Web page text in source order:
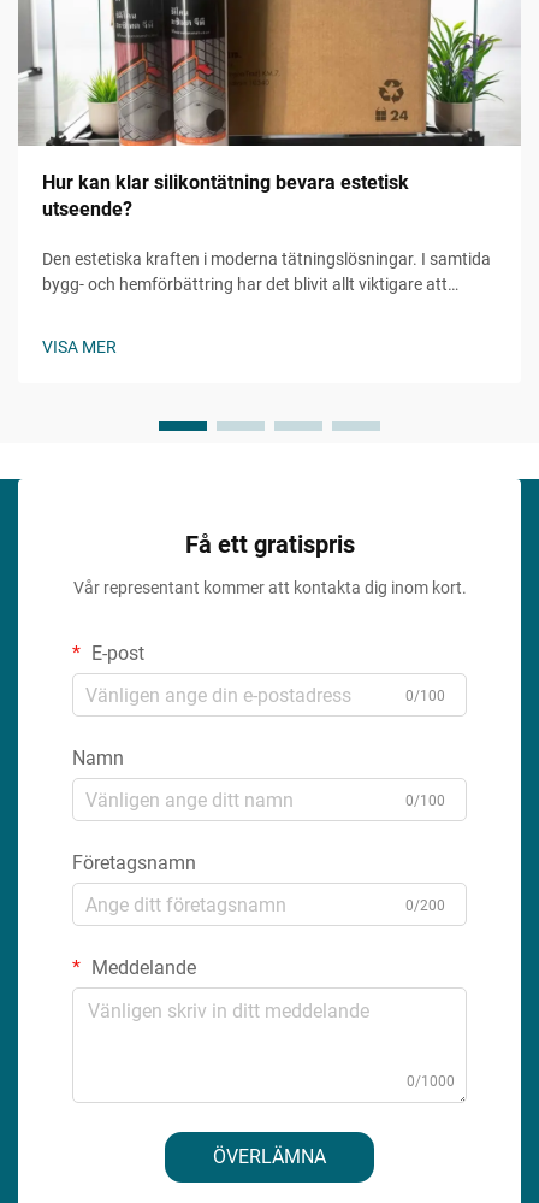
Hur kan klar silikontätning bevara estetisk
utseende?
Den estetiska kraften i moderna tätningslösningar. I samtida
bygg- och hemförbättring har det blivit allt viktigare att
VISA MER
Få ett gratispris
Vår representant kommer att kontakta dig inom kort.
E-post
0/100
Namn
0/100
Företagsnamn
0/200
Meddelande
0/1000
ÖVERLÄMNA